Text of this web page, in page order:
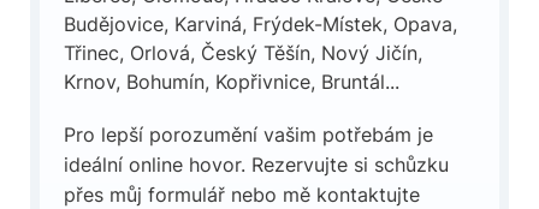
Budějovice, Karviná, Frýdek-Místek, Opava,
Třinec, Orlová, Český Těšín, Nový Jičín,
Krnov, Bohumín, Kopřivnice, Bruntál...
Pro lepší porozumění vašim potřebám je
ideální online hovor. Rezervujte si schůzku
přes můj formulář nebo mě kontaktujte